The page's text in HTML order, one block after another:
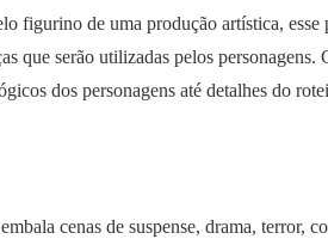
figurino de uma produção artística, esse
que serão utilizadas pelos
dos personagens até detalhes do
cenas de suspense, drama, terror,